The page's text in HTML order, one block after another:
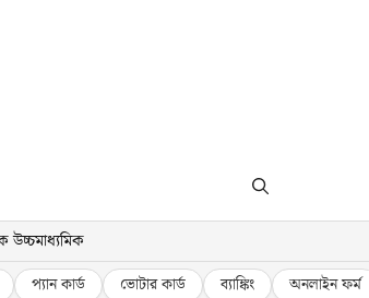
উচ্চমাধ্যমিক
প্যান কার্ড ভোটার কার্ড ব্যাঙ্কিং অনলাইন ফর্ম